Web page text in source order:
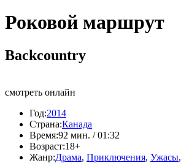
Роковой маршрут
Backcountry
смотреть онлайн
Год:2014
Страна:Канада
Время:92 мин. / 01:32
Возраст:18+
Жанр:Драма, Приключения, Ужасы,